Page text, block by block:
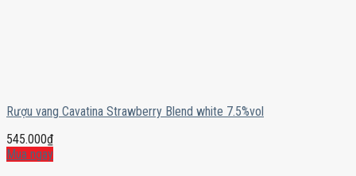
Rượu vang Cavatina Strawberry Blend white 7.5%vol
545.000₫
Mua ngay